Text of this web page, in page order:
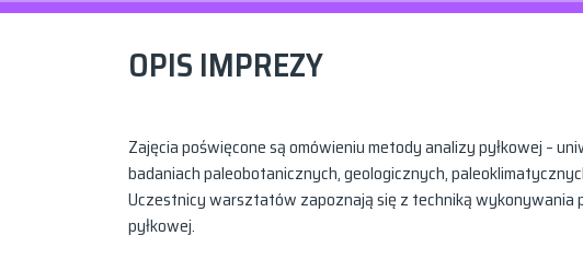
OPIS IMPREZY
Zajęcia poświęcone są omówieniu metody analizy pyłkowej –
badaniach paleobotanicznych, geologicznych,
Uczestnicy warsztatów zapoznają się z techniką
pyłkowej.